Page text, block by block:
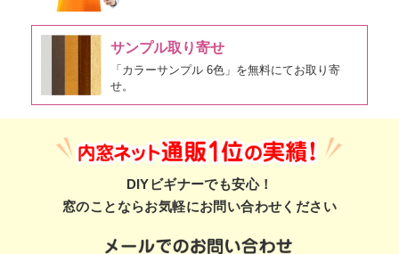
サンプル取り寄せ
「カラーサンプル 6色」を無料にてお取り寄
せ。
DIYビギナーでも安心！
窓のことならお気軽にお問い合わせください